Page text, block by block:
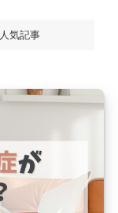
人気記事